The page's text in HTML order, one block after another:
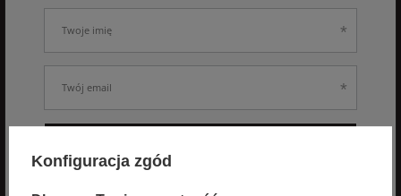
Wyrażam zgodę na otrzymywanie spersonalizowanych wiadomości
Konfiguracja zgód